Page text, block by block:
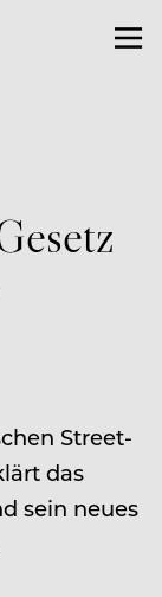
Street-
das
sein neues